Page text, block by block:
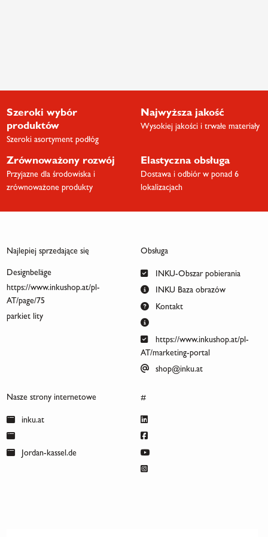
Szeroki wybór
produktów
Szeroki asortyment podłóg
Najwyższa jakość
Wysokiej jakości i trwałe materiały
Zrównoważony rozwój
Przyjazne dla środowiska i
zrównoważone produkty
Elastyczna obsługa
Dostawa i odbiór w ponad 6
lokalizacjach
Najlepiej sprzedające się
Designbeläge
https://www.inkushop.at/pl-
AT/page/75
parkiet lity
Obsługa
INKU-Obszar pobierania
INKU Baza obrazów
Kontakt
https://www.inkushop.at/pl-
AT/marketing-portal
shop@inku.at
Nasze strony internetowe
inku.at
Jordan-kassel.de
#